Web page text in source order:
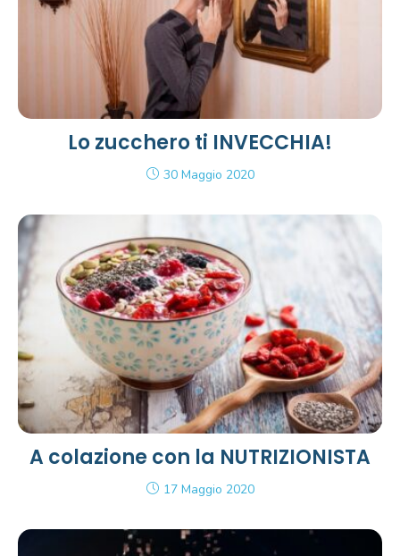
Lo zucchero ti INVECCHIA!
30 Maggio 2020
A colazione con la NUTRIZIONISTA
17 Maggio 2020